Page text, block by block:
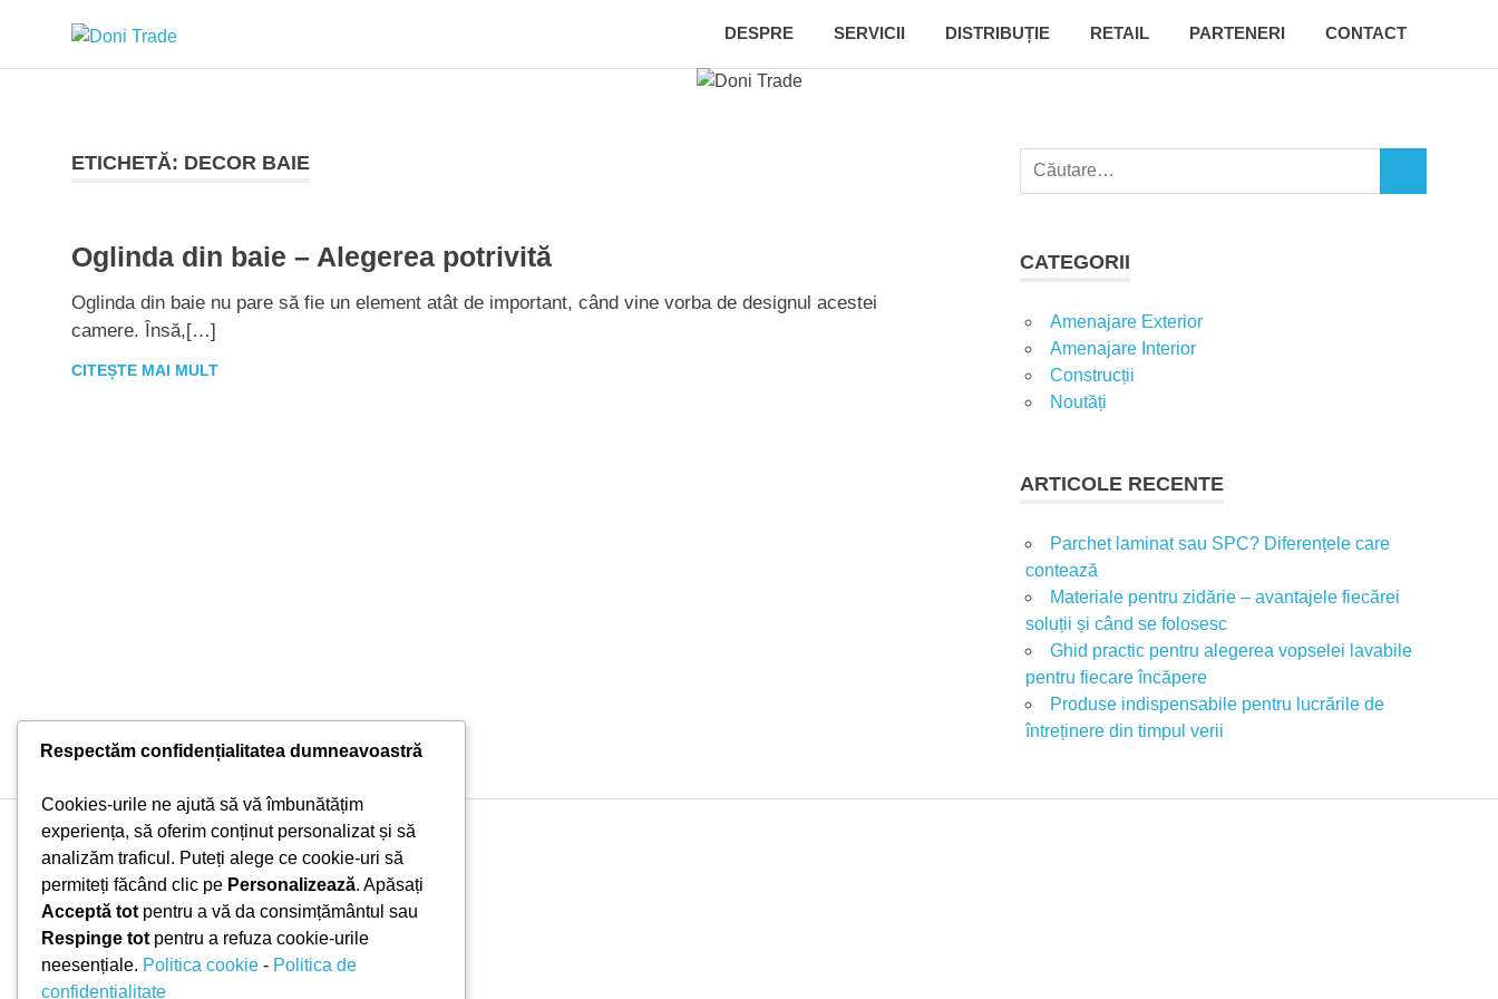
conținut
DESPRE SERVICII DISTRIBUȚIE RETAIL PARTENERI CONTACT
ETICHETĂ: DECOR BAIE
Oglinda din baie – Alegerea potrivită
Oglinda din baie nu pare să fie un element atât de important, când vine vorba de designul acestei
camere. Însă,[…]
CITEȘTE MAI MULT
ă
u
p
ă
:
CATEGORII
Amenajare Exterior
Amenajare Interior
Construcții
Noutăți
ARTICOLE RECENTE
Parchet laminat sau SPC? Diferențele care
contează
Materiale pentru zidărie – avantajele fiecărei
soluții și când se folosesc
Ghid practic pentru alegerea vopselei lavabile
pentru fiecare încăpere
Produse indispensabile pentru lucrările de
întreținere din timpul verii
Copyright © 2026 Doni Trade | Branding by Pion Media
Respectăm confidențialitatea dumneavoastră
Cookies-urile ne ajută să vă îmbunătățim
experiența, să oferim conținut personalizat și să
analizăm traficul. Puteți alege ce cookie-uri să
permiteți făcând clic pe Personalizează. Apăsați
Acceptă totpentru a vă da consimțământul sau
Respinge totpentru a refuza cookie-urile
neesențiale. Politica cookie - Politica de
confidențialitate